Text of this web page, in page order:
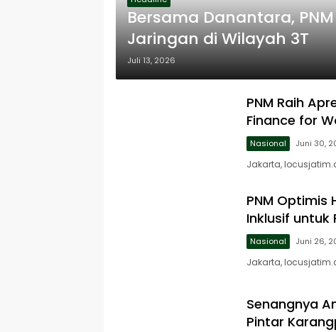
Bersama Danantara,
Jaringan di Wilayah 3T
Juli 13, 2026
PNM Raih
Finance for
Nasional Juni 30,
Jakarta,
PNM Optimis
Inklusif untuk
Nasional Juni 26,
Jakarta,
Senangnya
Pintar